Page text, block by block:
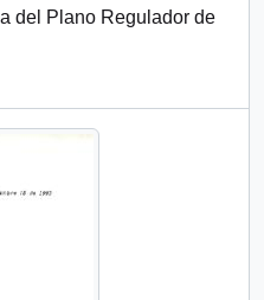
del Plano Regulador de